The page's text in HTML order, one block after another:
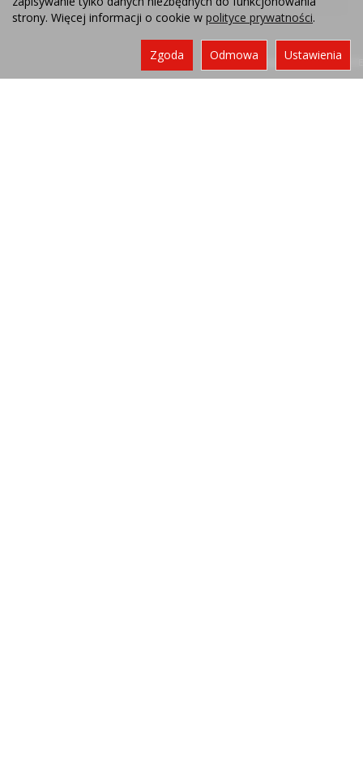
Sklep internetowy SOTE
strony. Więcej informacji o cookie w polityce prywatności.
Ustawienia
Odmowa
Zgoda